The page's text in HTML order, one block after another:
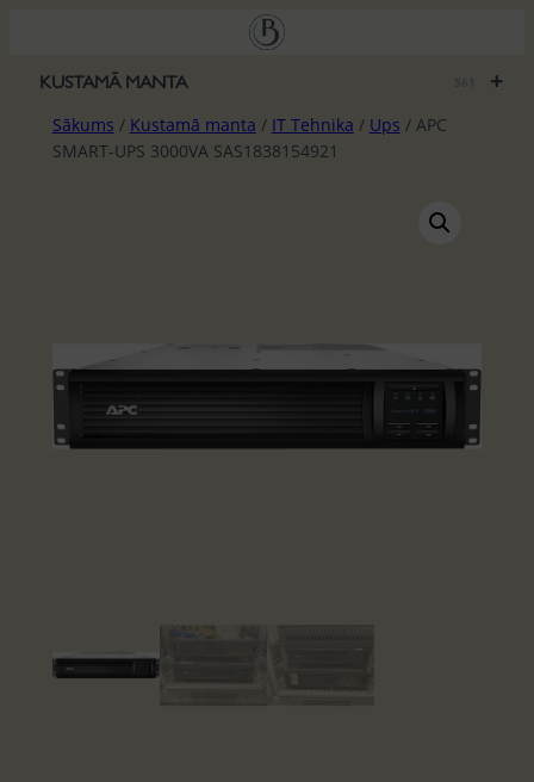
saturu
+
KUSTAMĀ MANTA
Sākums / Kustamā manta / IT Tehnika / Ups / APC
SMART-UPS 3000VA SAS1838154921